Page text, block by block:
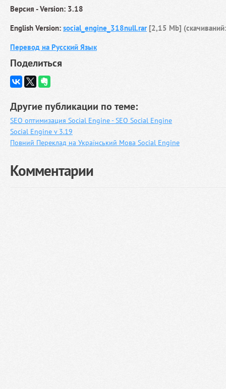
Версия - Version: 3.18
English Version: social_engine_318null.rar[2,15 Mb]
Перевод на Русский Язык
Поделиться
Другие публикации по теме:
SEO оптимизация Social Engine - SEO Social Engine
Social Engine v 3.19
Повний Переклад на Український Мова Social Engine
Комментарии